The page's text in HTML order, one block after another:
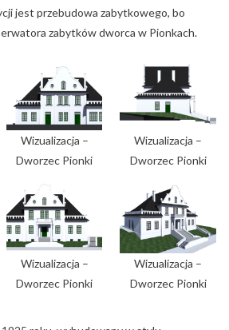
jest przebudowa zabytkowego, bo
zabytków dworca w Pionkach.
Wizualizacja –
Dworzec Pionki
Wizualizacja –
Dworzec Pionki
Wizualizacja –
Dworzec Pionki
Wizualizacja –
Dworzec Pionki